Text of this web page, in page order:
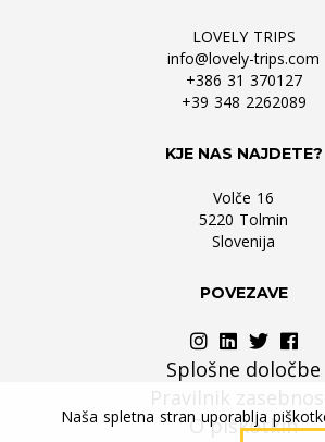
Naša spletna stran uporablja
LOVELY TRIPS
info@lovely-trips.com
+386 31 370127
+39 348 2262089
KJE NAS NAJDETE?
Volče 16
5220 Tolmin
Slovenija
POVEZAVE
Splošne določbe
Pravilnik
O piškotkih